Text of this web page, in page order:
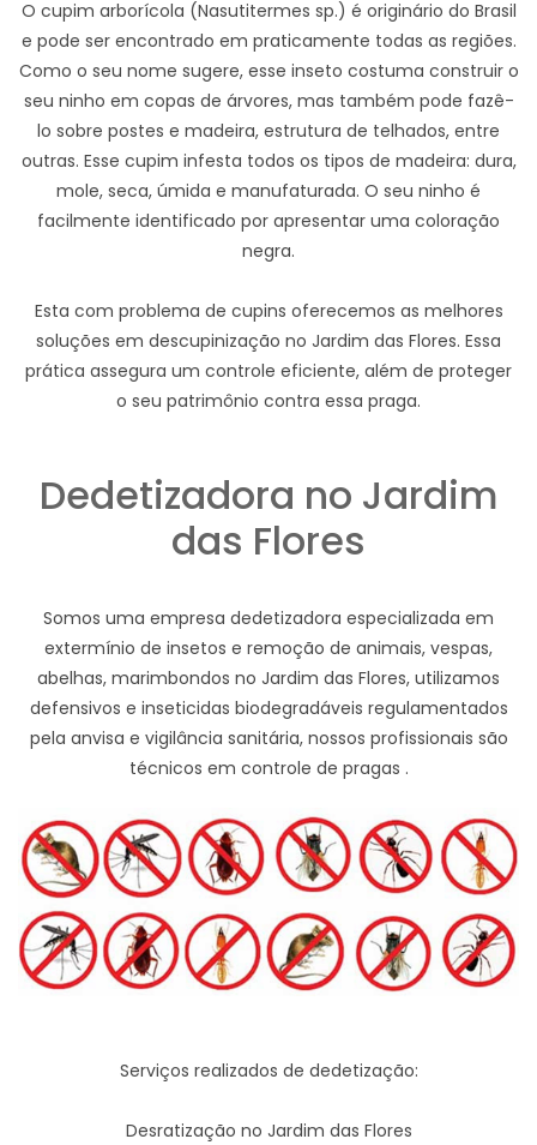
O cupim arborícola (Nasutitermes sp.) é originário do Brasil
e pode ser encontrado em praticamente todas as regiões.
Como o seu nome sugere, esse inseto costuma construir o
seu ninho em copas de árvores, mas também pode fazê-
lo sobre postes e madeira, estrutura de telhados, entre
outras. Esse cupim infesta todos os tipos de madeira: dura,
mole, seca, úmida e manufaturada. O seu ninho é
facilmente identificado por apresentar uma coloração
negra.
Esta com problema de cupins oferecemos as melhores
soluções em descupinização no Jardim das Flores. Essa
prática assegura um controle eficiente, além de proteger
o seu patrimônio contra essa praga.
Dedetizadora no Jardim
das Flores
Somos uma empresa dedetizadora especializada em
extermínio de insetos e remoção de animais, vespas,
abelhas, marimbondos no Jardim das Flores, utilizamos
defensivos e inseticidas biodegradáveis regulamentados
pela anvisa e vigilância sanitária, nossos profissionais são
técnicos em controle de pragas .
Serviços realizados de dedetização:
Desratização no Jardim das Flores